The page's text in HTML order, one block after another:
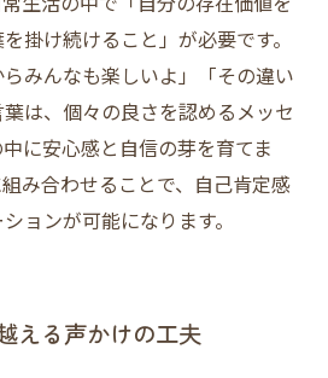
掛け続けること」が必要です。
みんなも楽しいよ」「その違い
は、個々の良さを認めるメッセ
に安心感と自信の芽を育てま
み合わせることで、自己肯定感
ョンが可能になります。
える声かけの工夫